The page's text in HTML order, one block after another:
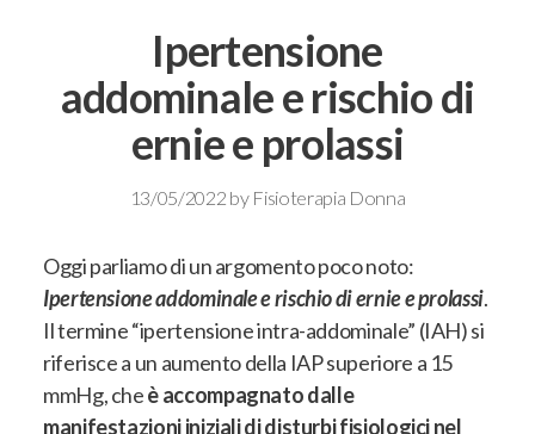
Ipertensione
addominale e rischio di
ernie e prolassi
13/05/2022 by Fisioterapia Donna
Oggi parliamo di un argomento poco noto:
Ipertensione addominale e rischio di ernie e prolassi.
Il termine “ipertensione intra-addominale” (IAH) si
riferisce a un aumento della IAP superiore a 15
mmHg, cheè accompagnato dalle
manifestazioni iniziali di disturbi fisiologici nel